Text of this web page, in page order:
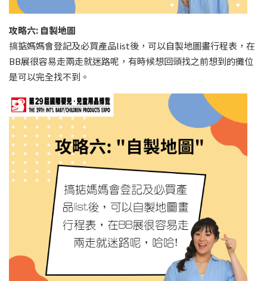
攻略六: 自製地圖
搞掂媽媽會登記及必買產品list後，可以自製地圖畫行程表，在
BB展很容易走兩走就迷路呢，有時候想回頭找之前想到的攤位
是可以完全找不到。